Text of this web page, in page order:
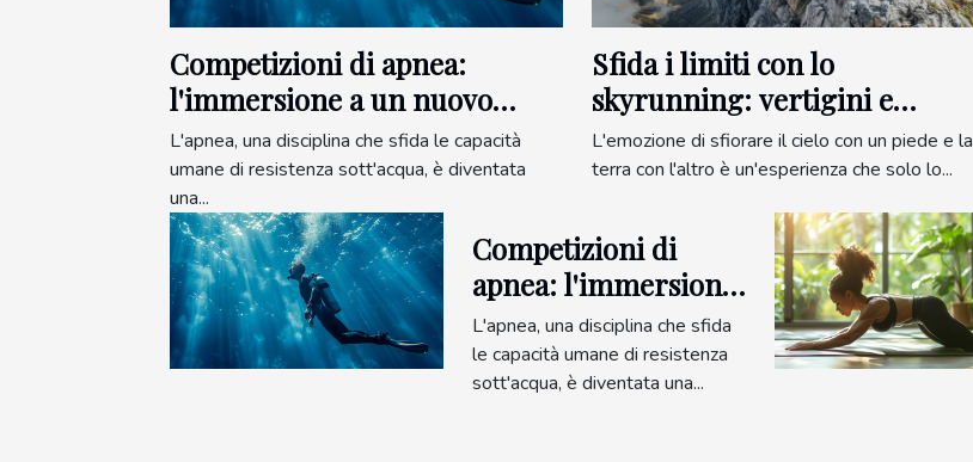
Competizioni di apnea:
l'immersione a un nuovo
livello
L'apnea, una disciplina che sfida le capacità
umane di resistenza sott'acqua, è diventata
una...
Sfida i limiti con lo
skyrunning: vertigini e
adrenalina
L'emozione di sfiorare il cielo con un piede e la
terra con l'altro è un'esperienza che solo lo...
Competizioni di
apnea: l'immersione
a un nuovo livello
L'apnea, una disciplina che sfida
le capacità umane di resistenza
sott'acqua, è diventata una...